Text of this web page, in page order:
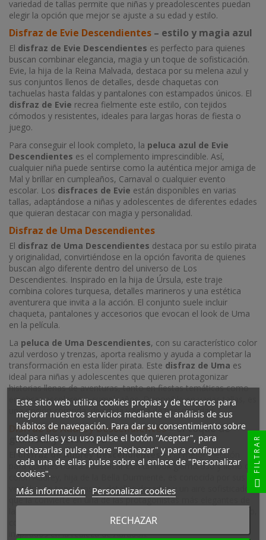
variedad de tallas permite que niñas y preadolescentes puedan
elegir la opción que mejor se ajuste a su edad y estilo.
Disfraz de Evie Descendientes – estilo y magia azul
El disfraz de Evie Descendientes es perfecto para quienes
buscan combinar elegancia, magia y un toque de sofisticación.
Evie, la hija de la Reina Malvada, destaca por su melena azul y
sus conjuntos llenos de detalles, desde chaquetas con
tachuelas hasta faldas y pantalones con estampados únicos. El
disfraz de Evie recrea fielmente este estilo, con tejidos
cómodos y resistentes, ideales para largas horas de fiesta o
juego.
Para conseguir el look completo, la peluca azul de Evie
Descendientes es el complemento imprescindible. Así,
cualquier niña puede sentirse como la auténtica mejor amiga de
Mal y brillar en cumpleaños, Carnaval o cualquier evento
escolar. Los disfraces de Evie están disponibles en varias
tallas, adaptándose a niñas y adolescentes de diferentes edades
que quieran destacar con magia y personalidad.
Disfraz de Uma Descendientes
El disfraz de Uma Descendientes destaca por su estilo pirata
y originalidad, convirtiéndose en la opción favorita de quienes
buscan algo diferente dentro del universo de Los
Descendientes. Inspirado en la hija de Úrsula, este traje
combina colores turquesa, detalles marineros y una estética
aventurera que invita a la acción. El conjunto suele incluir
chaqueta, pantalones y accesorios que evocan el look de Uma
en la película.
La peluca de Uma Descendientes, con su característico color
azul verdoso y trenzas, aporta realismo y ayuda a completar la
transformación en esta líder pirata. Este disfraz de Uma es
ideal para niñas y adolescentes que quieren protagonizar
historias llenas de aventuras, tanto en fiestas temáticas como
en obras escolares o cumpleaños. Disponible en varias tallas, es
una opción cómoda, divertida y llena de personalidad.
Disfraz de Audrey Descendientes– el toque de
glamour y color rosa
disfraz de Audrey Descendientes es la mejor elección
para quienes buscan destacar con un look glamuroso y lleno de
color. Audrey, hija de la Bella Durmiente, es conocida por sus
vestidos en tonos rosas, detalles dorados y un aire sofisticado
que la convierte en una de las protagonistas más elegantes de
reproduce fielmente su vestuario,
con tejidos brillantes, faldas con volumen y complementos
inspirados en la realeza de Auradon.
Este sitio web utiliza cookies propias y de terceros para
mejorar nuestros servicios mediante el análisis de sus
hábitos de navegación. Para dar su consentimiento sobre
todas ellas y su uso pulse el botón "Aceptar", para
rechazarlas pulse sobre "Rechazar" y para configurar
cada una de ellas pulse sobre el enlace de "Personalizar
cookies".
Más información Personalizar cookies
RECHAZAR
FILTRAR